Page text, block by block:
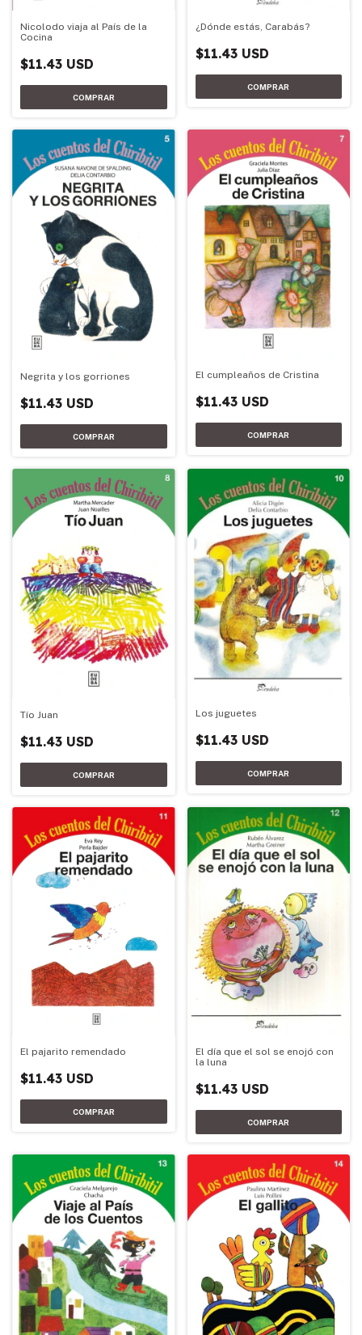
Nicolodo viaja al País de la
Cocina
$11.43 USD
¿Dónde estás, Carabás?
$11.43 USD
Negrita y los gorriones
$11.43 USD
El cumpleaños de Cristina
$11.43 USD
Tío Juan
$11.43 USD
Los juguetes
$11.43 USD
El pajarito remendado
$11.43 USD
El día que el sol se enojó con
la luna
$11.43 USD